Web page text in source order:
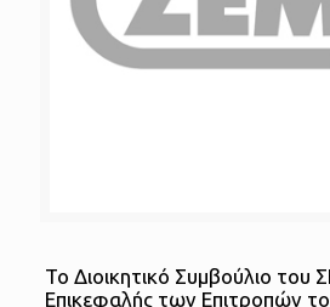
Το Διοικητικό Συμβούλιο του
Επικεφαλής των Επιτροπών